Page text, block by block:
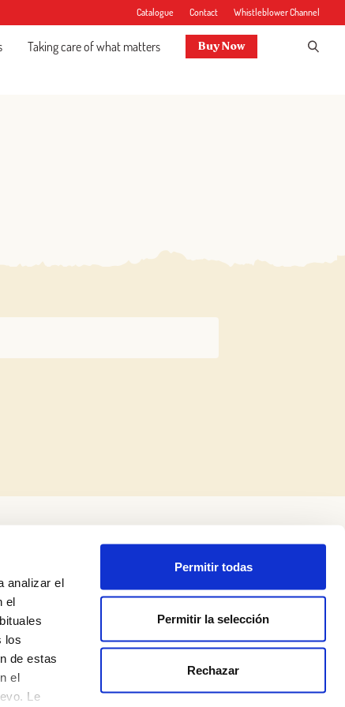
analizar el
el
los
de estas
el
Le
Permitir todas
Permitir la selección
Rechazar
Catalogue Contact Whistleblower Channel
Taking care of what matters Buy Now
Notice
Policy
Policy